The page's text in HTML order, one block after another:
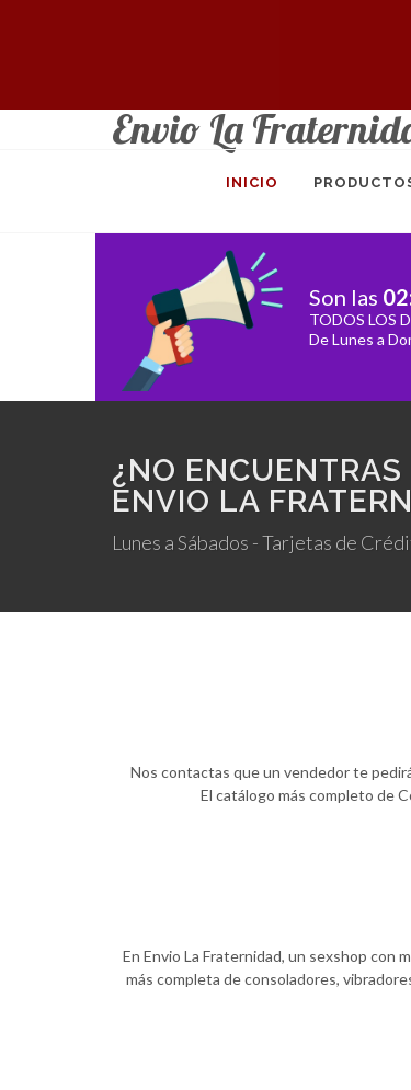
Envio La
INICIO
Son las 02
TODOS LOS
De Lunes a
¿NO
ENVIO LA
Lunes a Sábados - Tarjetas de
Nos contactas que un vendedor te
El catálogo más completo de
En Envio La Fraternidad, un sexshop con
más completa de consoladores,